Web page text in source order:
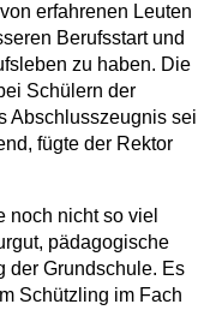
erfahrenen Leuten
Berufsstart und
zu haben. Die
Schülern der
Abschlusszeugnis sei
fügte der Rektor
noch nicht so viel
pädagogische
der Grundschule. Es
Schützling im Fach